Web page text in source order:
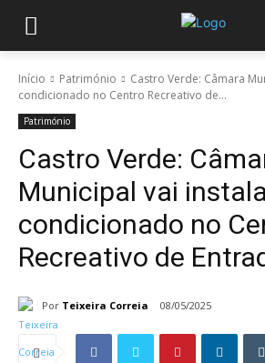
Início Património
Castro Verde: Câmara
condicionado no Centro Recreativo de...
Património
Castro Verde:
Municipal vai
condicionado no
Recreativo de
Por Teixeira Correia 08/05/2025